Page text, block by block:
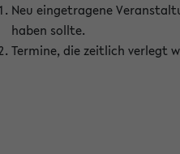
Neu eingetragene
haben sollte.
Termine, die zeitlich verlegt